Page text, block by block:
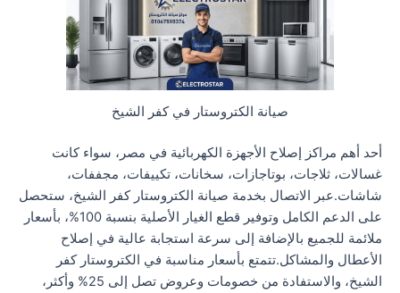
صيانة الكتروستار في كفر الشيخ
أحد أهم مراكز إصلاح الأجهزة الكهربائية في مصر، سواء كانت
غسالات، ثلاجات، بوتاجازات، سخانات، تكييفات، مجففات،
شاشات.عبر الاتصال بخدمة صيانة الكتروستار كفر الشيخ، ستحصل
على الدعم الكامل وتوفير قطع الغيار الأصلية بنسبة 100%، بأسعار
ملائمة للجميع بالإضافة إلى سرعة استجابة عالية في إصلاح
الأعطال والمشاكل.تتمتع بأسعار مناسبة في الكتروستار كفر
الشيخ، والاستفادة من خصومات وعروض تصل إلى 25% وأكثر،